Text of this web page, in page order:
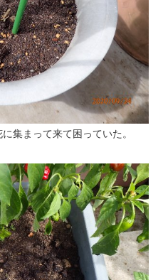
集まって来て困っていた。